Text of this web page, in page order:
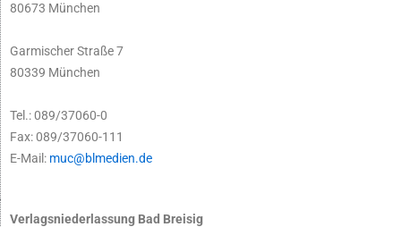
80673 München
Garmischer Straße 7
80339 München
Tel.: 089/37060-0
Fax: 089/37060-111
E-Mail: muc@blmedien.de
Verlagsniederlassung Bad Breisig